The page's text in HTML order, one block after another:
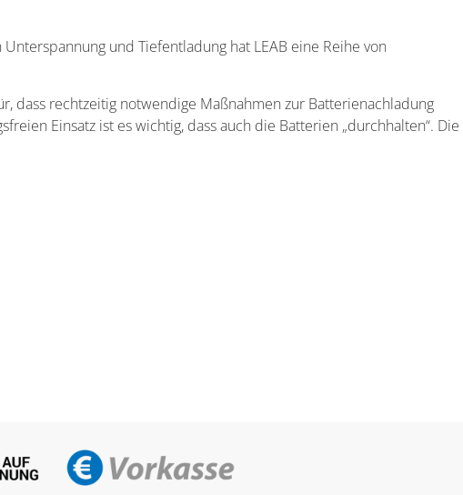
und Tiefentladung hat LEAB eine Reihe von
dass rechtzeitig notwendige Maßnahmen zur Batterienachladung
Einsatz ist es wichtig, dass auch die Batterien „durchhalten“. Die